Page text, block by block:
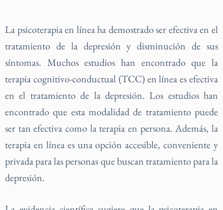
La psicoterapia en línea ha demostrado ser efectiva en el
tratamiento de la depresión y disminución de sus
síntomas. Muchos estudios han encontrado que la
terapia cognitivo-conductual (TCC) en línea es efectiva
en el tratamiento de la depresión. Los estudios han
encontrado que esta modalidad de tratamiento puede
ser tan efectiva como la terapia en persona. Además, la
terapia en línea es una opción accesible, conveniente y
privada para las personas que buscan tratamiento para la
depresión.